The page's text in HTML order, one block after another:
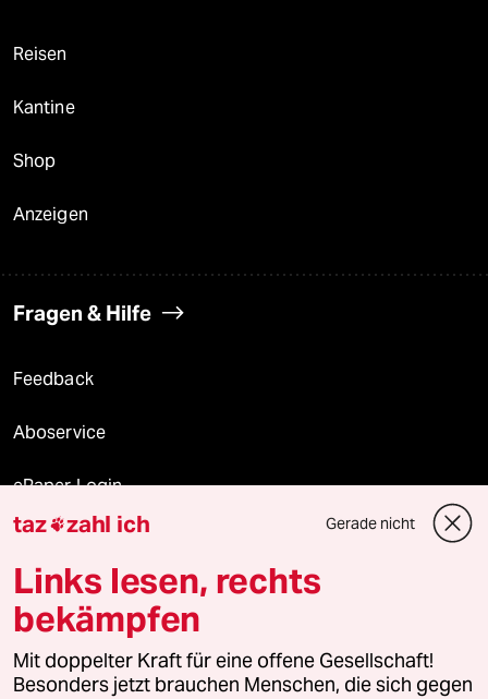
Reisen
Kantine
Shop
Anzeigen
Fragen & Hilfe
Feedback
Aboservice
ePaper Login
Downloads für Abonnierende
© 2026 taz Verlags und Vertriebs GmbH
Alle Rechte vorbehalten. Bei rechtlichen Fragen oder für Genehmigungen
wenden Sie sich bitte an
lizenzen@taz.de
taz zahl ich Gerade nicht
Links lesen, rechts
bekämpfen
Mit doppelter Kraft für eine offene Gesellschaft!
Besonders jetzt brauchen Menschen, die sich gegen